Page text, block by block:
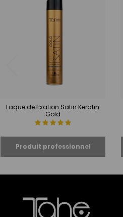
Laque de fixation Satin Keratin
Gold